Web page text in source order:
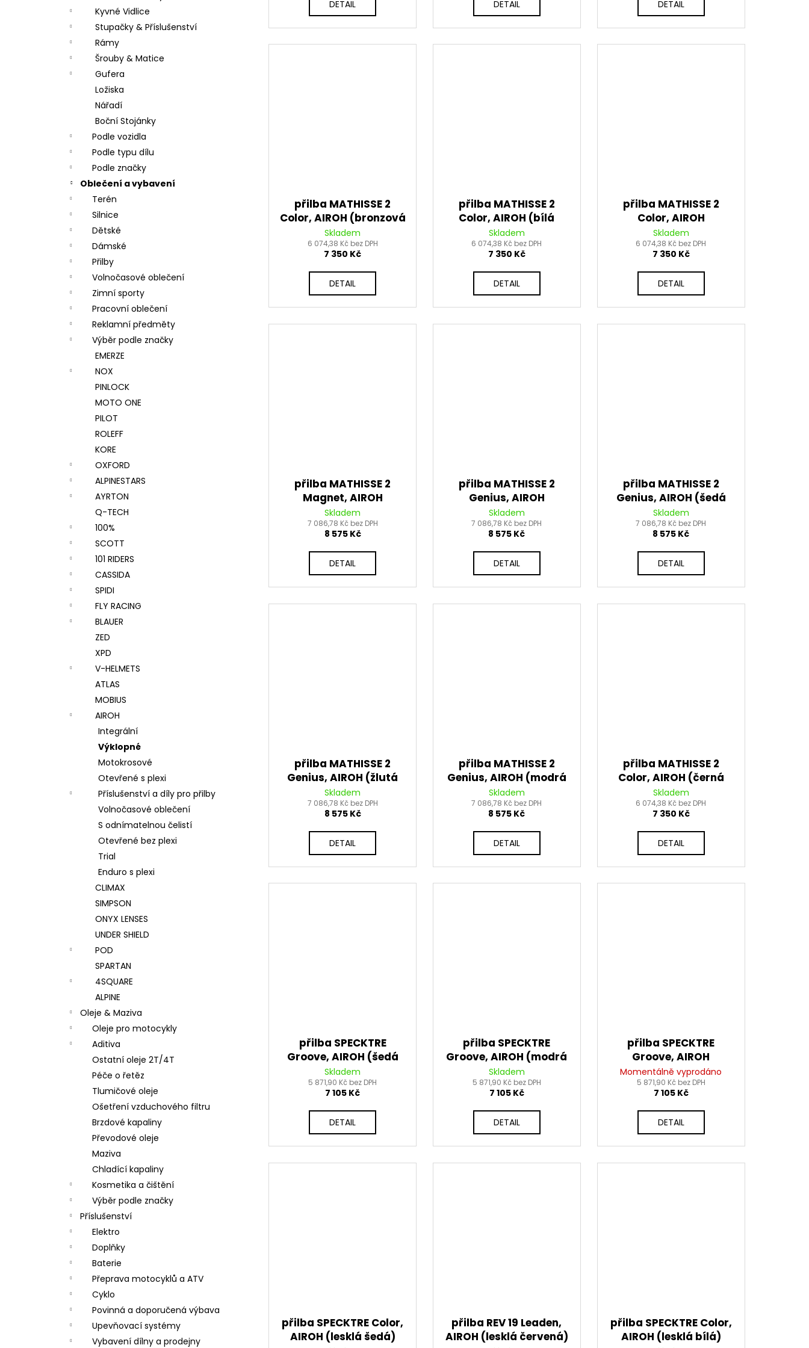
Kyvné Vidlice
Stupačky & Příslušenství
Rámy
Šrouby & Matice
Gufera
Ložiska
Nářadí
Boční Stojánky
Podle vozidla
Podle typu dílu
Podle značky
Oblečení a vybavení
Terén
Silnice
Dětské
Dámské
Přilby
Volnočasové oblečení
Zimní sporty
Pracovní oblečení
Reklamní předměty
Výběr podle značky
EMERZE
NOX
PINLOCK
MOTO ONE
PILOT
ROLEFF
KORE
OXFORD
ALPINESTARS
AYRTON
Q-TECH
100%
SCOTT
101 RIDERS
CASSIDA
SPIDI
FLY RACING
BLAUER
ZED
XPD
V-HELMETS
ATLAS
MOBIUS
AIROH
Integrální
Výklopné
Motokrosové
Otevřené s plexi
Příslušenství a díly pro přilby
Volnočasové oblečení
S odnímatelnou čelistí
Otevřené bez plexi
Trial
Enduro s plexi
CLIMAX
SIMPSON
ONYX LENSES
UNDER SHIELD
POD
SPARTAN
4SQUARE
ALPINE
Oleje & Maziva
Oleje pro motocykly
Aditiva
Ostatní oleje 2T/4T
Péče o řetěz
Tlumičové oleje
Ošetření vzduchového filtru
Brzdové kapaliny
Převodové oleje
Maziva
Chladící kapaliny
Kosmetika a čištění
Výběr podle značky
Příslušenství
Elektro
Doplňky
Baterie
Přeprava motocyklů a ATV
Cyklo
Povinná a doporučená výbava
Upevňovací systémy
Vybavení dílny a prodejny
DETAIL DETAIL DETAIL
přilba MATHISSE 2
Color, AIROH (bronzová
matná) 2026
Skladem
6 074,38 Kč bez DPH
7 350 Kč
DETAIL
přilba MATHISSE 2
Color, AIROH (bílá
lesklá) 2026
Skladem
6 074,38 Kč bez DPH
7 350 Kč
DETAIL
přilba MATHISSE 2
Color, AIROH
(cementově šedá
lesklá) 2026
Skladem
6 074,38 Kč bez DPH
7 350 Kč
DETAIL
přilba MATHISSE 2
Magnet, AIROH
(matná) 2026
Skladem
7 086,78 Kč bez DPH
8 575 Kč
DETAIL
přilba MATHISSE 2
Genius, AIROH
(oranžová matná) 2026
Skladem
7 086,78 Kč bez DPH
8 575 Kč
DETAIL
přilba MATHISSE 2
Genius, AIROH (šedá
matná) 2026
Skladem
7 086,78 Kč bez DPH
8 575 Kč
DETAIL
přilba MATHISSE 2
Genius, AIROH (žlutá
matná) 2026
Skladem
7 086,78 Kč bez DPH
8 575 Kč
DETAIL
přilba MATHISSE 2
Genius, AIROH (modrá
matná) 2026
Skladem
7 086,78 Kč bez DPH
8 575 Kč
DETAIL
přilba MATHISSE 2
Color, AIROH (černá
matná) 2026
Skladem
6 074,38 Kč bez DPH
7 350 Kč
DETAIL
přilba SPECKTRE
Groove, AIROH (šedá
lesklá) 2026
Skladem
5 871,90 Kč bez DPH
7 105 Kč
DETAIL
přilba SPECKTRE
Groove, AIROH (modrá
lesklá) 2026
Skladem
5 871,90 Kč bez DPH
7 105 Kč
DETAIL
přilba SPECKTRE
Groove, AIROH
(červená lesklá) 2026
Momentálně vyprodáno
5 871,90 Kč bez DPH
7 105 Kč
DETAIL
přilba SPECKTRE Color,
AIROH (lesklá šedá)
přilba REV 19 Leaden,
AIROH (lesklá červená)
přilba SPECKTRE Color,
AIROH (lesklá bílá)